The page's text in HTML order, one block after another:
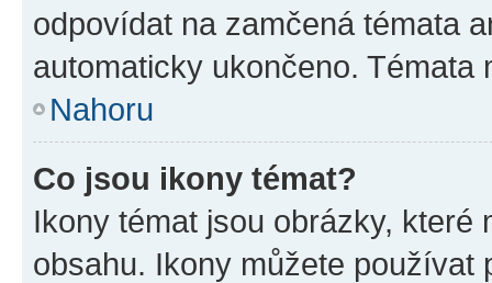
odpovídat na zamčená témata
automaticky ukončeno.
Nahoru
Co jsou ikony témat?
Ikony témat jsou obrázky,
obsahu. Ikony můžete používat